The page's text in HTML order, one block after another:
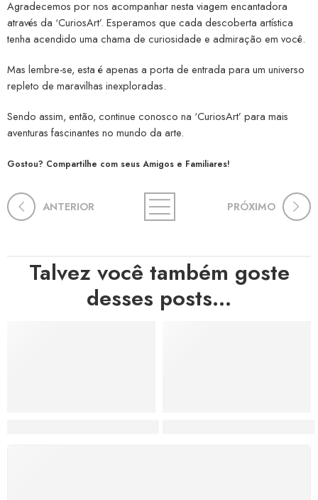
Agradecemos por nos acompanhar nesta viagem encantadora
através da ‘CuriosArt’. Esperamos que cada descoberta artística
tenha acendido uma chama de curiosidade e admiração em você.
Mas lembre-se, esta é apenas a porta de entrada para um universo
repleto de maravilhas inexploradas.
Sendo assim, então, continue conosco na ‘CuriosArt’ para mais
aventuras fascinantes no mundo da arte.
Gostou? Compartilhe com seus Amigos e Familiares!
ANTERIOR PRÓXIMO
Talvez você também goste
desses posts...